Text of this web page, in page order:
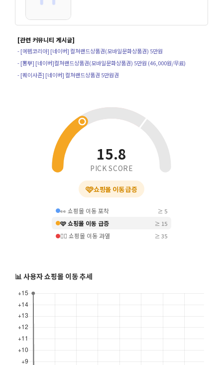
[관련 커뮤니티 게시글]
- [에펨코리아] [네이버] 컬쳐랜드상품권(모바일문화상품권) 5만원
- [뽐뿌] [네이버]컬쳐랜드상품권(모바일문화상품권) 5만원 (46,000원/무료)
- [퀘이사존] [네이버] 컬쳐랜드상품권 5만원권
15.8
PICK SCORE
🩷쇼핑몰 이동 급증
👀 쇼핑몰 이동 포착 ≥ 5
🩷 쇼핑몰 이동 급증 ≥ 15
❤️‍🔥 쇼핑몰 이동 과열 ≥ 35
📊 사용자 쇼핑몰 이동 추세